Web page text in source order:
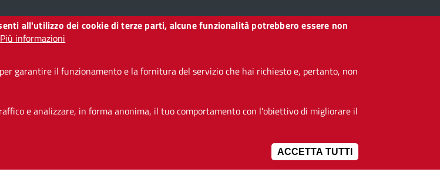
all'utilizzo dei cookie di terze parti, alcune funzionalità potrebbero essere non
Più informazioni
garantire il funzionamento e la fornitura del servizio che hai richiesto e, pertanto, non
e analizzare, in forma anonima, il tuo comportamento con l'obiettivo di migliorare il
ACCETTA TUTTI